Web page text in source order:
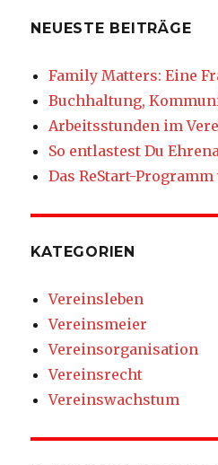
NEUESTE BEITRÄGE
Family Matters: Eine
Buchhaltung,
Arbeitsstunden im
So entlastest Du
Das ReStart-Programm
KATEGORIEN
Vereinsleben
Vereinsmeier
Vereinsorganisation
Vereinsrecht
Vereinswachstum